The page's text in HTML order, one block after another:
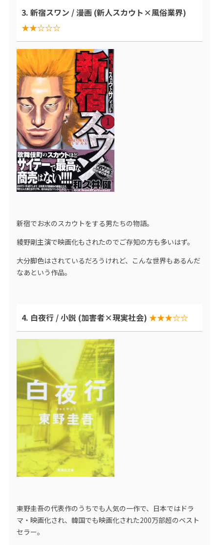
3. 新宿スワン / 漫画 (新人スカウト×風俗業界)
★★☆☆☆
新宿でお水のスカウトをする男たちの物語。
綾野剛主演で映画化もされたのでご存知の方も多いはず。
大分脚色はされているだろうけれど、こんな世界もあるんだ
なあという作品。
4. 白夜行 / 小説 (加害者×現実社会) ★★★☆☆
東野圭吾の代表作のうちでも人気の一作で、日本ではドラ
マ・映画化され、韓国でも映画化された200万部超のベスト
セラー。